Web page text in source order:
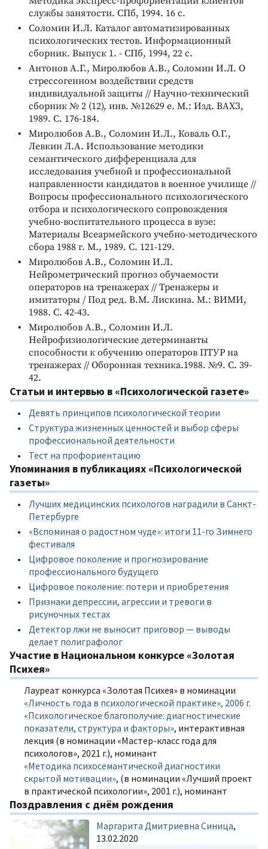
службы занятости. СПб, 1994. 16 с.
Соломин И.Л. Каталог автоматизированных
психологических тестов. Информационный
сборник. Выпуск 1. - СПб, 1994, 22 с.
Антонов А.Г., Миролюбов А.В., Соломин И.Л. О
стрессогенном воздействии средств
индивидуальной защиты // Научно-технический
сборник № 2 (12), инв. №12629 е. М.: Изд. ВАХЗ,
1989. С. 176-184.
Миролюбов А.В., Соломин И.Л., Коваль О.Г.,
Левкин Л.А. Использование методики
семантического дифференциала для
исследования учебной и профессиональной
направленности кандидатов в военное училище //
Вопросы профессионального психологического
отбора и психологического сопровождения
учебно-воспитательного процесса в вузе:
Материалы Всеармейского учебно-методического
сбора 1988 г. М., 1989. С. 121-129.
Миролюбов А.В., Соломин И.Л.
Нейрометрический прогноз обучаемости
операторов на тренажерах // Тренажеры и
имитаторы / Под ред. В.М. Лискина. М.: ВИМИ,
1988. С. 42-43.
Миролюбов А.В., Соломин И.Л.
Нейрофизиологические детерминанты
способности к обучению операторов ПТУР на
тренажерах // Оборонная техника.1988. №9. С. 39-
42.
Статьи и интервью в «Психологической газете»
Девять принципов психологической теории
Структура жизненных ценностей и выбор сферы
профессиональной деятельности
Тест на профориентацию
Упоминания в публикациях «Психологической
газеты»
Лучших медицинских психологов наградили в Санкт-
Петербурге
«Вспоминая о радостном чуде»: итоги 11-го Зимнего
фестиваля
Цифровое поколение и прогнозирование
профессионального будущего
Цифровое поколение: потери и приобретения
Признаки депрессии, агрессии и тревоги в
рисуночных тестах
Детектор лжи не выносит приговор — выводы
делает полиграфолог
Участие в Национальном конкурсе «Золотая
Психея»
Лауреат конкурса «Золотая Психея» в номинации
«Личность года в психологической практике», 2006 г.
«Психологическое благополучие: диагностические
показатели, структура и факторы», интерактивная
лекция (в номинации «Мастер-класс года для
психологов», 2021 г.), номинант
«Методика психосемантической диагностики
скрытой мотивации», (в номинации «Лучший проект
в практической психологии», 2001 г.), номинант
Поздравления с днём рождения
Маргарита Дмитриевна Синица,
13.02.2020